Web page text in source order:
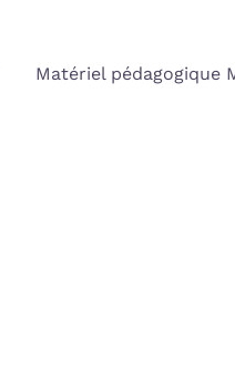
Matériel pédagogique